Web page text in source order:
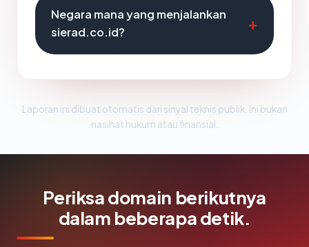
Negara mana yang menjalankan
sierad.co.id?
Laporan ini dibuat otomatis dari sinyal teknis publik. Ini bukan
nasihat hukum atau finansial.
Periksa domain berikutnya
dalam beberapa detik.